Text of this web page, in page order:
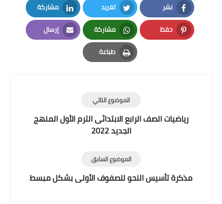
نشر
Facebook
تغريد
Twitter
مشاركة
LinkedIn
حفظ
Pinterest
مشاركة
Whatsapp
إرسال
Email
طباعة
Print
الموضوع التالي
رياضيات الصف الرابع الابتدائى الترم الأول المنهج
الجديد 2022
الموضوع السابق
مذكرة تأسيس النحو للصفوف الأولى بشكل مبسط